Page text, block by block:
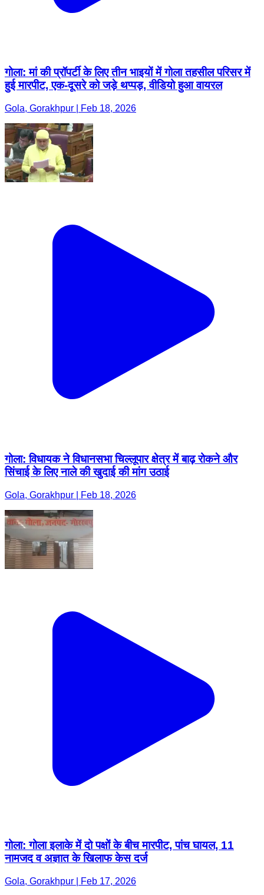
गोला: मां की प्रॉपर्टी के लिए तीन भाइयों में गोला तहसील परिसर में
हुई मारपीट, एक-दूसरे को जड़े थप्पड़, वीडियो हुआ वायरल
Gola, Gorakhpur | Feb 18, 2026
गोला: विधायक ने विधानसभा चिल्लूपार क्षेत्र में बाढ़ रोकने और
सिंचाई के लिए नाले की खुदाई की मांग उठाई
Gola, Gorakhpur | Feb 18, 2026
गोला: गोला इलाके में दो पक्षों के बीच मारपीट, पांच घायल, 11
नामजद व अज्ञात के खिलाफ केस दर्ज
Gola, Gorakhpur | Feb 17, 2026